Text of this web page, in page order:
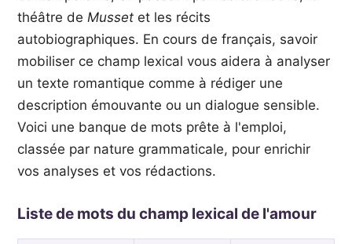
théâtre de Musset et les récits
autobiographiques. En cours de français, savoir
mobiliser ce champ lexical vous aidera à analyser
un texte romantique comme à rédiger une
description émouvante ou un dialogue sensible.
Voici une banque de mots prête à l'emploi,
classée par nature grammaticale, pour enrichir
vos analyses et vos rédactions.
Liste de mots du champ lexical de l'amour